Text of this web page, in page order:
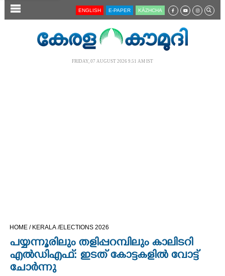
SECTIONS
OPINION
ENGLISH E-PAPER KĀZHCHA
FRIDAY, 07 AUGUST 2026 9.51 AM IST
HOME / KERALA /ELECTIONS 2026
പയ്യന്നൂരിലും തളിപ്പറമ്പിലും കാലിടറി
എൽഡിഎഫ്: ഇടത് കോട്ടകളിൽ വോട്ട്
ചോർന്നു